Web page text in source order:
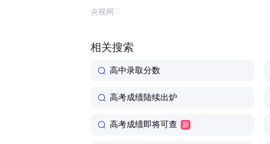
季达沃斯论坛今起举行 [新闻30分]今
央视网
相关搜索
高中录取分数
高考成绩陆续出炉
高考成绩即将可查 新